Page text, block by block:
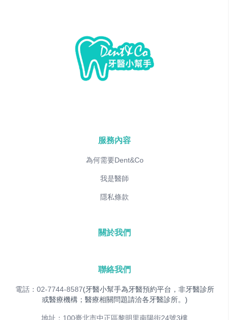
服務內容
為何需要Dent&Co
我是醫師
隱私條款
關於我們
聯絡我們
電話：02-7744-8587(牙醫小幫手為牙醫預約平台，非牙醫診所
或醫療機構；醫療相關問題請洽各牙醫診所。)
地址：100臺北市中正區黎明里南陽街24號3樓